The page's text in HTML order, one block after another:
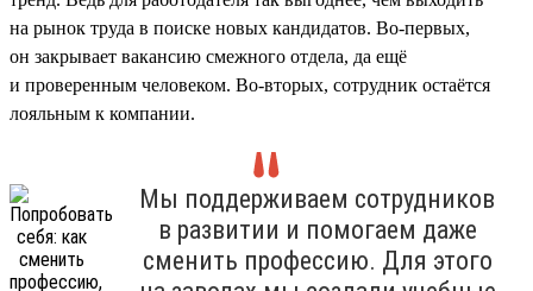
на рынок труда в поиске новых кандидатов. Во-первых,
он закрывает вакансию смежного отдела, да ещё
и проверенным человеком. Во-вторых, сотрудник остаётся
лояльным к компании.
Мы поддерживаем сотрудников
в развитии и помогаем даже
сменить профессию. Для этого